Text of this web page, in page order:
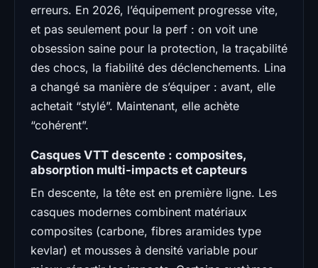
erreurs. En 2026, l’équipement progresse vite,
et pas seulement pour la perf : on voit une
obsession saine pour la protection, la traçabilité
des chocs, la fiabilité des déclenchements. Lina
a changé sa manière de s’équiper : avant, elle
achetait “stylé”. Maintenant, elle achète
“cohérent”.
Casques VTT descente : composites,
absorption multi-impacts et capteurs
En descente, la tête est en première ligne. Les
casques modernes combinent matériaux
composites (carbone, fibres aramides type
kevlar) et mousses à densité variable pour